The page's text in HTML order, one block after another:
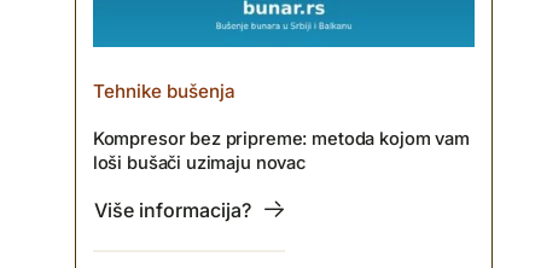
Tehnike bušenja
Kompresor bez pripreme: metoda kojom vam
loši bušači uzimaju novac
Više informacija?